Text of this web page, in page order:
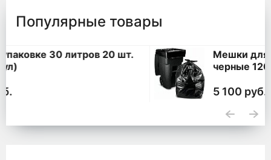
Популярные товары
Мешки для мусора 360 литров ПВД
черные 120*140, 200 шт. (50 шт * 4